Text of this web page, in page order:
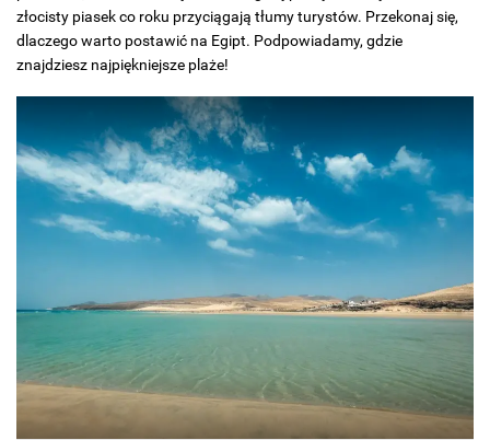
złocisty piasek co roku przyciągają tłumy turystów. Przekonaj się,
dlaczego warto postawić na Egipt. Podpowiadamy, gdzie
znajdziesz najpiękniejsze plaże!